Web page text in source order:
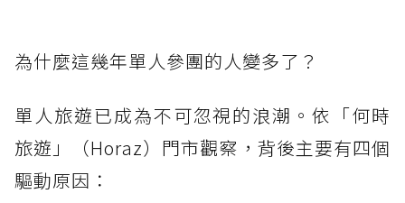
為什麼這幾年單人參團的人變多了？
單人旅遊已成為不可忽視的浪潮。依「何時
旅遊」（Horaz）門市觀察，背後主要有四個
驅動原因：